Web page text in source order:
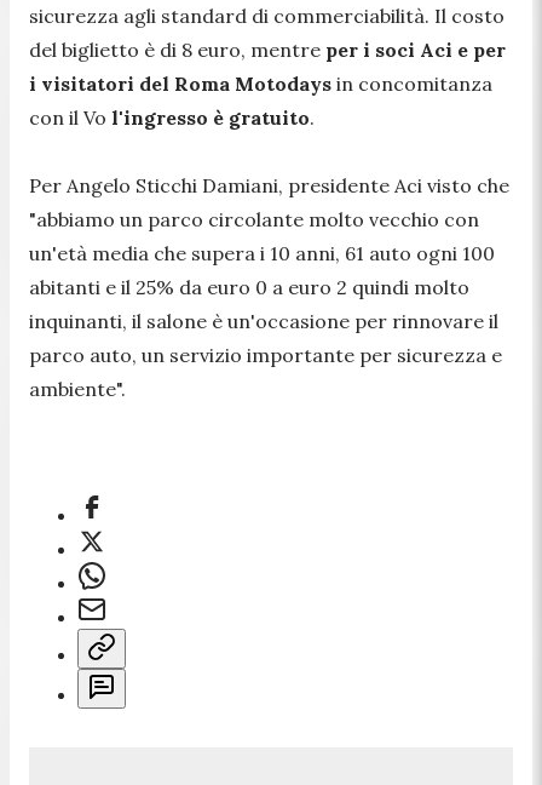
sicurezza agli standard di commerciabilità. Il costo
del biglietto è di 8 euro, mentre per i soci Aci e per
i visitatori del Roma Motodays in concomitanza
con il Vo l'ingresso è gratuito.
Per Angelo Sticchi Damiani, presidente Aci visto che
"abbiamo un parco circolante molto vecchio con
un'età media che supera i 10 anni, 61 auto ogni 100
abitanti e il 25% da euro 0 a euro 2 quindi molto
inquinanti, il salone è un'occasione per rinnovare il
parco auto, un servizio importante per sicurezza e
ambiente".